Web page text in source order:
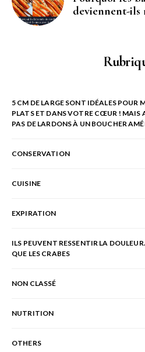
deviennent-ils
5 CM DE LARGE SONT IDÉALES POUR
PLATS ET DANS VOTRE CŒUR ! MAIS
PAS DE LARDONS À UN BOUCHER
CONSERVATION
CUISINE
EXPIRATION
ILS PEUVENT RESSENTIR LA
QUE LES CRABES
NON CLASSÉ
NUTRITION
OTHERS